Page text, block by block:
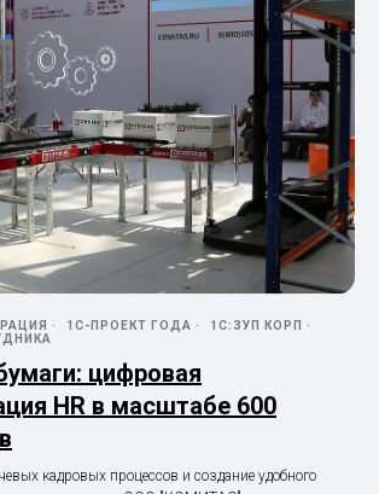
1С-ПРОЕКТ ГОДА
1С:ЗУП КОРП
цифровая
HR в масштабе 600
кадровых процессов и создание удобного